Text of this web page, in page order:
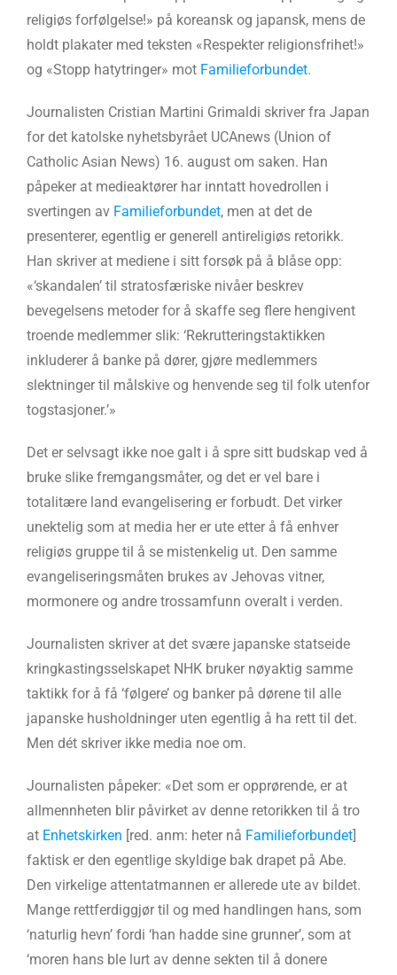
religiøs forfølgelse!» på koreansk og japansk, mens de
holdt plakater med teksten «Respekter religionsfrihet!»
og «Stopp hatytringer» mot Familieforbundet.
Journalisten Cristian Martini Grimaldi skriver fra Japan
for det katolske nyhetsbyrået UCAnews (Union of
Catholic Asian News) 16. august om saken. Han
påpeker at medieaktører har inntatt hovedrollen i
svertingen av Familieforbundet, men at det de
presenterer, egentlig er generell antireligiøs retorikk.
Han skriver at mediene i sitt forsøk på å blåse opp:
«‘skandalen’ til stratosfæriske nivåer beskrev
bevegelsens metoder for å skaffe seg flere hengivent
troende medlemmer slik: ‘Rekrutteringstaktikken
inkluderer å banke på dører, gjøre medlemmers
slektninger til målskive og henvende seg til folk utenfor
togstasjoner.’»
Det er selvsagt ikke noe galt i å spre sitt budskap ved å
bruke slike fremgangsmåter, og det er vel bare i
totalitære land evangelisering er forbudt. Det virker
unektelig som at media her er ute etter å få enhver
religiøs gruppe til å se mistenkelig ut. Den samme
evangeliseringsmåten brukes av Jehovas vitner,
mormonere og andre trossamfunn overalt i verden.
Journalisten skriver at det svære japanske statseide
kringkastingsselskapet NHK bruker nøyaktig samme
taktikk for å få ‘følgere’ og banker på dørene til alle
japanske husholdninger uten egentlig å ha rett til det.
Men dét skriver ikke media noe om.
Journalisten påpeker: «Det som er opprørende, er at
allmennheten blir påvirket av denne retorikken til å tro
at Enhetskirken [red. anm: heter nå Familieforbundet]
faktisk er den egentlige skyldige bak drapet på Abe.
Den virkelige attentatmannen er allerede ute av bildet.
Mange rettferdiggjør til og med handlingen hans, som
‘naturlig hevn’ fordi ‘han hadde sine grunner’, som at
‘moren hans ble lurt av denne sekten til å donere